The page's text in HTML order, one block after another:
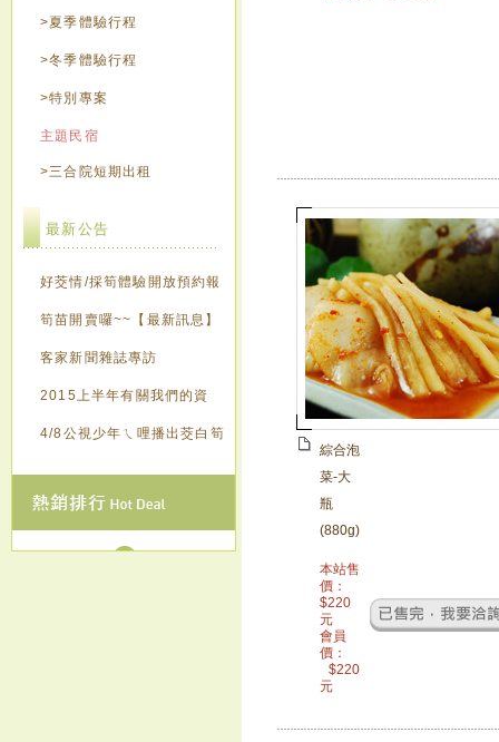
>夏季體驗行程
>冬季體驗行程
>特別專案
主題民宿
>三合院短期出租
最新公告
好茭情/採筍體驗開放預約報
名囉~~【最新訊息】
筍苗開賣囉~~【最新訊息】
客家新聞雜誌專訪
2015上半年有關我們的資
訊，歡迎來點閱~~~
4/8公視少年ㄟ哩播出茭白筍
創意造紙
綜合泡
菜-大
瓶
(880g)
本站售
價：
$220
元
會員
價：
$220
元